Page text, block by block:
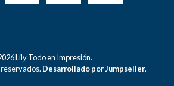
Lily Todo en Impresión.
Desarrollado por Jumpseller.